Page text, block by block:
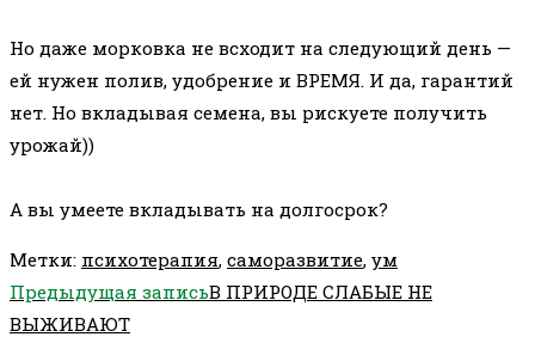
Но даже морковка не всходит на следующий день —
ей нужен полив, удобрение и ВРЕМЯ. И да, гарантий
нет. Но вкладывая семена, вы рискуете получить
урожай))
А вы умеете вкладывать на долгосрок?
Метки: психотерапия, саморазвитие, ум
Еще
статьи
Предыдущая записьВ ПРИРОДЕ СЛАБЫЕ НЕ
ВЫЖИВАЮТ